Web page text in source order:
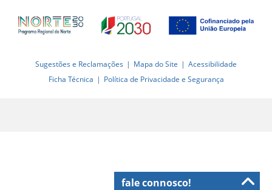
Sugestões e Reclamações Mapa do Site
Acessibilidade
Ficha Técnica
Política de Privacidade e Segurança
fale connosco!